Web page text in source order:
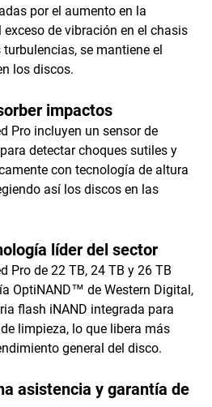
por el aumento en la
de vibración en el chasis
se mantiene el
los discos.
impactos
Pro incluyen un sensor de
detectar choques sutiles y
con tecnología de altura
así los discos en las
líder del sector
Pro de 22 TB, 24 TB y 26 TB
OptiNAND™ de Western Digital,
flash iNAND integrada para
limpieza, lo que libera más
general del disco.
asistencia y garantía de